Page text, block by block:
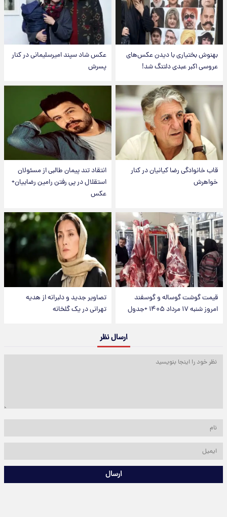
بهنوش بختیاری با دیدن عکس‌های
عروسی اکبر عبدی دلتنگ شد!
عکس شاد سپند امیرسلیمانی در کنار
پسرش
قاب خانوادگی رضا کیانیان در کنار
خواهرش
انتقاد تند پیمان طالبی از مسئولان
استقلال در پی رفتن رامین رضاییان+
عکس
قیمت گوشت گوساله و گوسفند
امروز شنبه ۱۷ مرداد ۱۴۰۵ +جدول
تصاویر جدید و دلبرانه از هدیه
تهرانی در یک گلخانه
ارسال نظر
ارسال